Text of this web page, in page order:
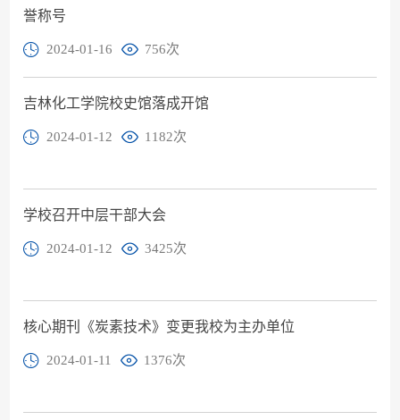
誉称号
2024-01-16 756次
吉林化工学院校史馆落成开馆
2024-01-12 1182次
学校召开中层干部大会
2024-01-12 3425次
核心期刊《炭素技术》变更我校为主办单位
2024-01-11 1376次